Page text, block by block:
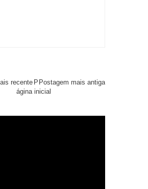
recente Postagem mais antiga
P
ágina inicial